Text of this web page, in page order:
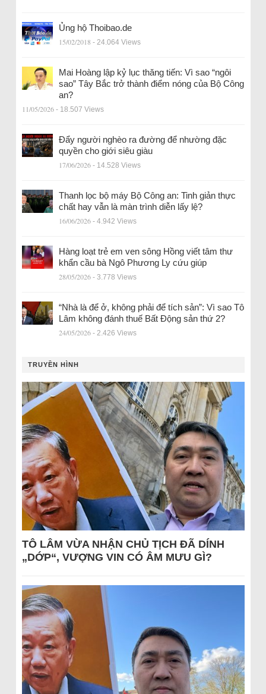
Ủng hộ Thoibao.de
15/02/2018 - 24.064 Views
Mai Hoàng lập kỷ lục thăng tiến: Vì sao “ngôi
sao” Tây Bắc trở thành điểm nóng của Bộ Công
an?
11/05/2026 - 18.507 Views
Đẩy người nghèo ra đường để nhường đặc
quyền cho giới siêu giàu
17/06/2026 - 14.528 Views
Thanh lọc bộ máy Bộ Công an: Tinh giản thực
chất hay vẫn là màn trình diễn lấy lệ?
16/06/2026 - 4.942 Views
Hàng loạt trẻ em ven sông Hồng viết tâm thư
khẩn cầu bà Ngô Phương Ly cứu giúp
28/05/2026 - 3.778 Views
“Nhà là để ở, không phải để tích sản”: Vì sao Tô
Lâm không đánh thuế Bất Động sản thứ 2?
24/05/2026 - 2.426 Views
TRUYỀN HÌNH
TÔ LÂM VỪA NHẬN CHỦ TỊCH ĐÃ DÍNH
„DỚP“, VƯỢNG VIN CÓ ÂM MƯU GÌ?